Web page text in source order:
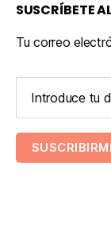
SUSCRÍBETE
Tu correo